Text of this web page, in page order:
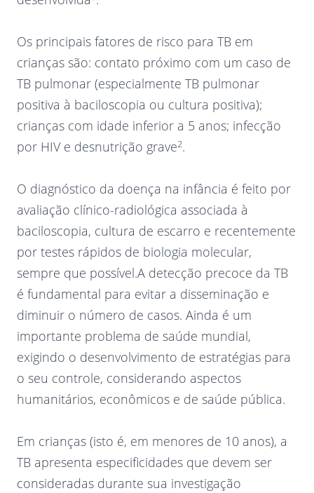
Os principais fatores de risco para TB em
crianças são: contato próximo com um caso de
TB pulmonar (especialmente TB pulmonar
positiva à baciloscopia ou cultura positiva);
crianças com idade inferior a 5 anos; infecção
por HIV e desnutrição grave2.
O diagnóstico da doença na infância é feito por
avaliação clínico-radiológica associada à
baciloscopia, cultura de escarro e recentemente
por testes rápidos de biologia molecular,
sempre que possível.A detecção precoce da TB
é fundamental para evitar a disseminação e
diminuir o número de casos. Ainda é um
importante problema de saúde mundial,
exigindo o desenvolvimento de estratégias para
o seu controle, considerando aspectos
humanitários, econômicos e de saúde pública.
Em crianças (isto é, em menores de 10 anos), a
TB apresenta especificidades que devem ser
consideradas durante sua investigação